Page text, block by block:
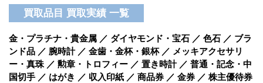
買取品目 買取実績 一覧
金・プラチナ・貴金属 ／ ダイヤモンド・宝石 ／ 色石 ／ ブラ
ンド品 ／ 腕時計 ／ 金歯・金杯・銀杯 ／ メッキアクセサリ
ー・真珠 ／ 勲章・トロフィー ／ 置き時計 ／ 普通・記念・中
国切手 ／ はがき ／ 収入印紙 ／ 商品券 ／ 金券 ／ 株主優待券